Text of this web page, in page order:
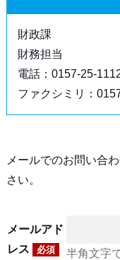
財政課
財務担当
電話：0157-25-
ファクシミリ：
メールでのお問い合
さい。
メールアド
レス
必須 半角文字